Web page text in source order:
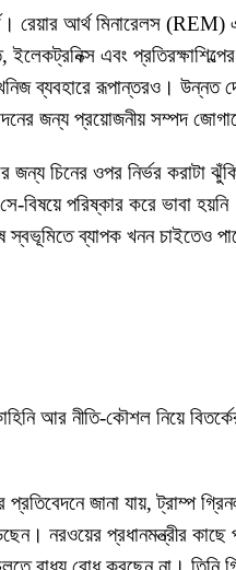
রেয়ার আর্থ মিনারেলস (REM)
ইলেকট্রনিক্স এবং
ব্যবহারে রূপান্তরও। উন্নত
জন্য প্রয়োজনীয় সম্পদ
চিনের ওপর নির্ভর করাটা
বিষয়ে পরিষ্কার করে ভাবা
স্বভূমিতে ব্যাপক খনন চাইতেও
আর নীতি-কৌশল নিয়ে
জানা যায়, ট্রাম্প
নরওয়ের প্রধানমন্ত্রীর কাছে